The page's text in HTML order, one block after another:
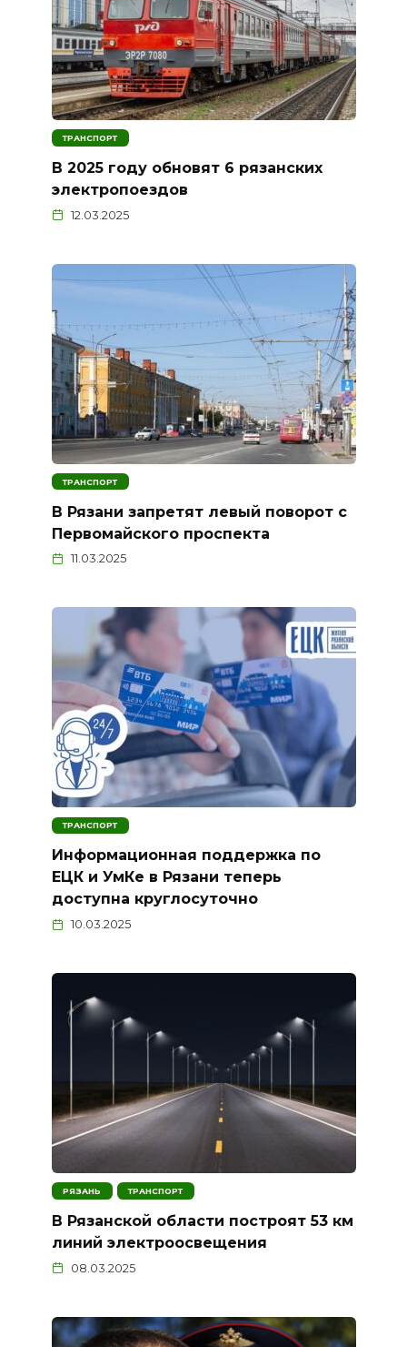
ТРАНСПОРТ
В 2025 году обновят 6 рязанских
электропоездов
12.03.2025
ТРАНСПОРТ
В Рязани запретят левый поворот с
Первомайского проспекта
11.03.2025
ТРАНСПОРТ
Информационная поддержка по
ЕЦК и УмКе в Рязани теперь
доступна круглосуточно
10.03.2025
РЯЗАНЬ ТРАНСПОРТ
В Рязанской области построят 53 км
линий электроосвещения
08.03.2025